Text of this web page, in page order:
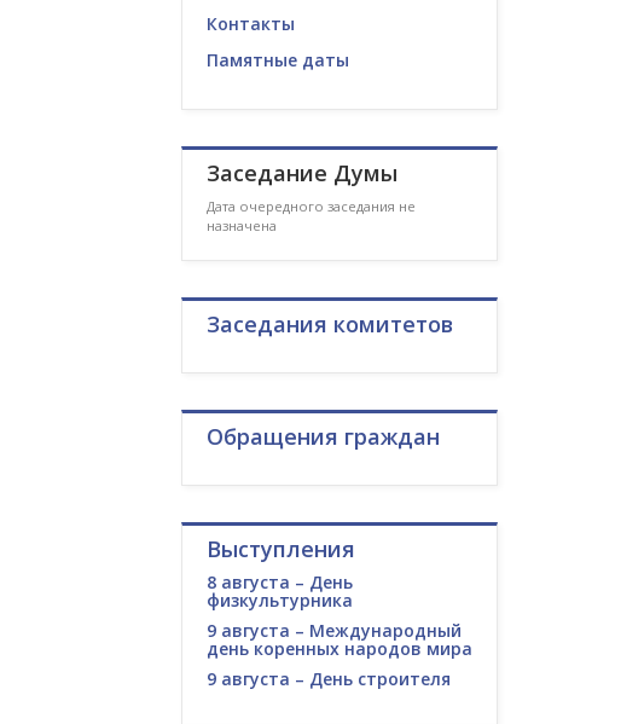
Контакты
Памятные даты
Заседание Думы
Дата очередного заседания не
назначена
Заседания комитетов
Обращения граждан
Выступления
8 августа – День
физкультурника
9 августа – Международный
день коренных народов мира
9 августа – День строителя